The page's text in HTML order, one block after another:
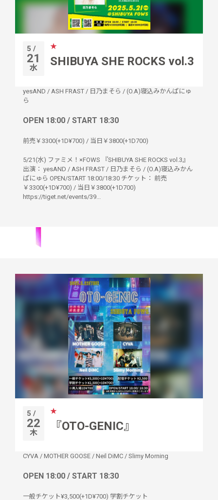
5 /
21
水
★
SHIBUYA SHE ROCKS vol.3
yesAND / ASH FRAST / 日乃まそら / (O.A)寝込みかんぱにゅ
ら
OPEN 18:00 / START 18:30
前売￥3300(+1D¥700) / 当日￥3800(+1D700)
5/21(水) ファミメ！×FOWS 『SHIBUYA SHE ROCKS vol.3』
出演： yesAND / ASH FRAST / 日乃まそら / (O.A)寝込みかん
ぱにゅら OPEN/START 18:00/18:30 チケット： 前売
￥3300(+1D¥700) / 当日￥3800(+1D700)
https://tiget.net/events/39...
5 /
22
木
★
『OTO-GENIC』
CYVA / MOTHER GOOSE / Neil DiMC / Slimy Morning
OPEN 18:00 / START 18:30
一般チケット¥3,500(+1D¥700) 学割チケット